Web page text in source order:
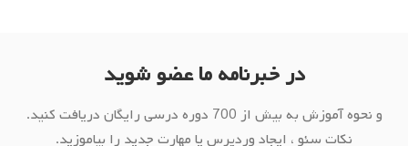
در خبرنامه ما عضو شوید
و نحوه آموزش به بیش از 700 دوره درسی رایگان دریافت کنید.
نکات سئو ، ایجاد وردپرس یا مهارت جدید را بیاموزید.